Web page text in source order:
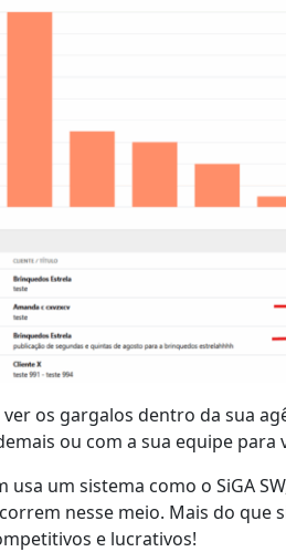
os gargalos dentro da sua
ou com a sua equipe
usa um sistema como o SiGA
nesse meio. Mais do que
e lucrativos!